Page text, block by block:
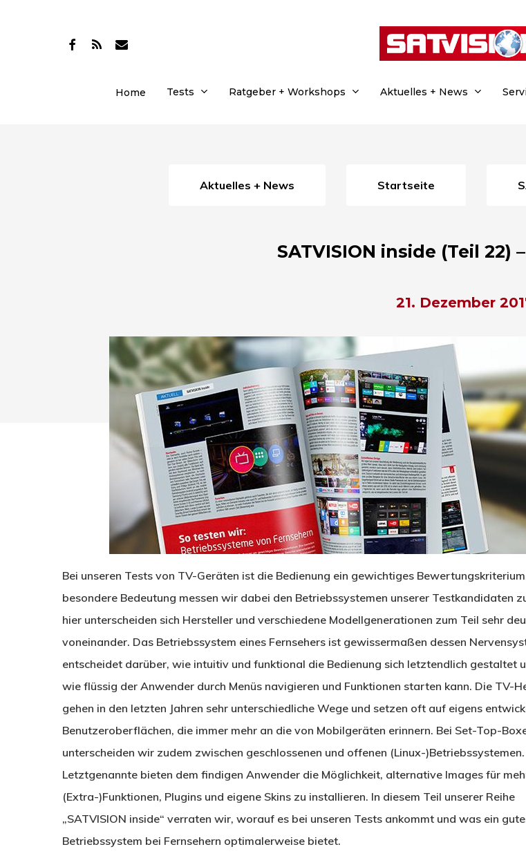
Drücken Sie Enter zum Suchen oder ESC zum Schließen.
facebook
RSS email
Home Tests Ratgeber + Workshops Aktuelles + News
Aktuelles + News Startseite
SATVISION inside (Teil 22)
21. Dezember
Bei unseren Tests von TV-Geräten ist die Bedienung ein gewichtiges
besondere Bedeutung messen wir dabei den Betriebssystemen unserer Testkandidaten
hier unterscheiden sich Hersteller und verschiedene Modellgenerationen zum Teil sehr
voneinander. Das Betriebssystem eines Fernsehers ist gewissermaßen dessen
entscheidet darüber, wie intuitiv und funktional die Bedienung sich letztendlich gestaltet
wie flüssig der Anwender durch Menüs navigieren und Funktionen starten kann. Die TV-
gehen in den letzten Jahren sehr unterschiedliche Wege und setzen oft auf eigens
Benutzeroberflächen, die immer mehr an die von Mobilgeräten erinnern. Bei Set-Top-
unterscheiden wir zudem zwischen geschlossenen und offenen (Linux-)Betriebssystemen.
Letztgenannte bieten dem findigen Anwender die Möglichkeit, alternative Images für
(Extra-)Funktionen, Plugins und eigene Skins zu installieren. In diesem Teil unserer Reihe
„SATVISION inside“ verraten wir, worauf es bei unseren Tests ankommt und was ein
Betriebssystem bei Fernsehern optimalerweise bietet.